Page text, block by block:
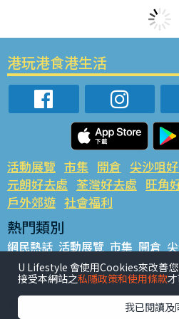
港玩港食港生活
活動展覽 市集 開倉 尖沙咀
元朗好去處 荃灣好去處 旺角
戶外郊遊 社會福利
熱門類別
網民熱話 活動展覽 市集 開倉
銅鑼灣好去處 元朗好去處 荃灣
餐廳情報 戶外郊遊
熱門標籤
U Lifestyle 會使用Cookies來改善
接受本網站之私隱政策和使用條款
我已閱讀及